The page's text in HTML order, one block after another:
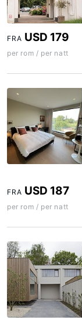
FRA USD 179
per rom / per natt
FRA USD 187
per rom / per natt